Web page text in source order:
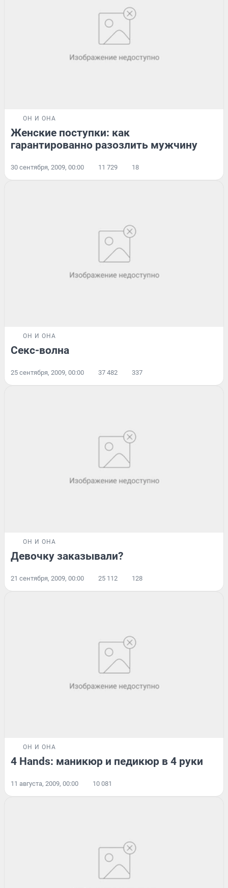
ОН И ОНА
Женские поступки: как
гарантированно разозлить мужчину
30 сентября, 2009, 00:00 11 729 18
ОН И ОНА
Секс-волна
25 сентября, 2009, 00:00 37 482 337
ОН И ОНА
Девочку заказывали?
21 сентября, 2009, 00:00 25 112 128
ОН И ОНА
4 Hands: маникюр и педикюр в 4 руки
11 августа, 2009, 00:00 10 081